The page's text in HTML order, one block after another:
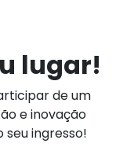
lugar!
de um
e inovação
ingresso!